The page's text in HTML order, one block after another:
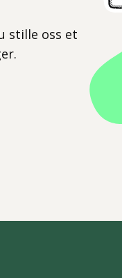
stille oss et